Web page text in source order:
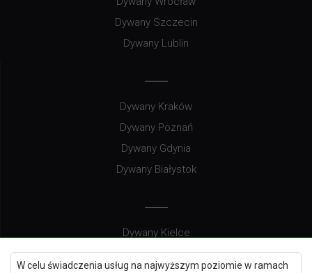
W celu świadczenia usług na najwyższym poziomie w ramach
Dywany Szczecin
Dywany Lublin
Dywany Kraków
Dywany Poznań
Dywany Gdynia
Dywany Białystok
Dywany Kielce
Dywany Gdańsk